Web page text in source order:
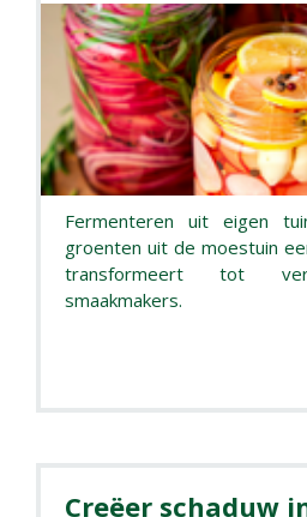
Fermenteren uit eigen
groenten uit de moestuin
transformeert tot
smaakmakers.
Creëer schaduw